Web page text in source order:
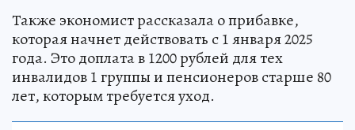
Также экономист рассказала о прибавке,
которая начнет действовать с 1 января 2025
года. Это доплата в 1200 рублей для тех
инвалидов 1 группы и пенсионеров старше 80
лет, которым требуется уход.